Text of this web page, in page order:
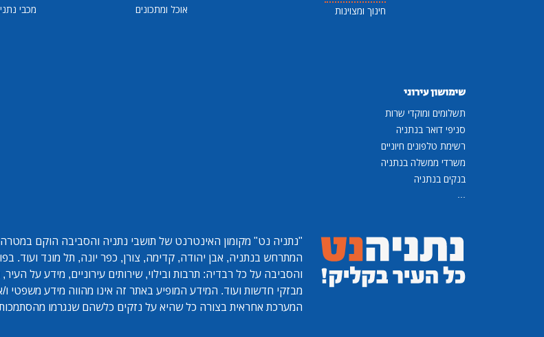
חינוך ומצוינות
אוכל ומתכונים
מכבי
שימושון עירוני
תשלומים ומוקדי שרות
סניפי דואר בנתניה
רשימת טלפונים חיוניים
משרדי ממשלה בנתניה
בנקים בנתניה
...
"נתניה נט" מקומון האינטרנט של תושבי נתניה והסביבה הוקם במטרה
המתרחש בנתניה, אבן יהודה, קדימה, צורן, כפר יונה, תל מונד ועוד.
והסביבה על כל רבדיה: תרבות ובילוי, שירותים עירוניים, מידע על
מבזקי חדשות ועוד. המידע המופיע באתר זה אינו מהווה מידע משפטי ו/
המערכת אחראית בצורה כל שהיא על נזקים כלשהם שנגרמו